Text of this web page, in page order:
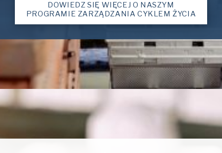
DOWIEDZ SIĘ WIĘCEJ O NASZYM
PROGRAMIE ZARZĄDZANIA CYKLEM ŻYCIA